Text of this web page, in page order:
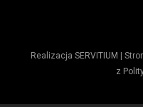
RealizacjaSERVITIUM
|
z